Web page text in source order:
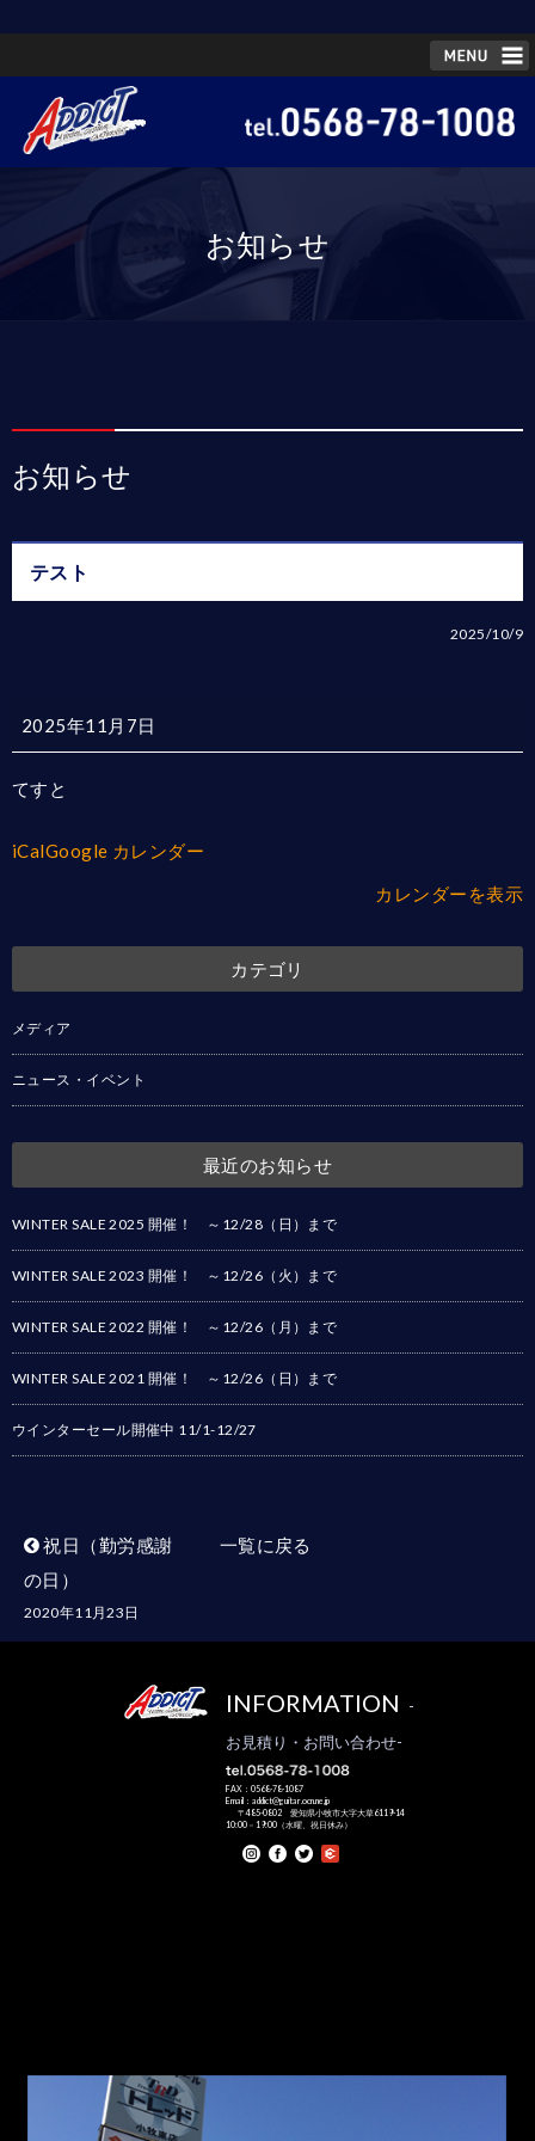
お知らせ
お知らせ
テスト
2025/10/9
テ
ス
ト
2025年11月7日
てすと
iCalGoogle カレンダー
カレンダーを表示
カテゴリ
メディア
ニュース・イベント
最近のお知らせ
WINTER SALE 2025 開催！ ～12/28（日）まで
WINTER SALE 2023 開催！ ～12/26（火）まで
WINTER SALE 2022 開催！ ～12/26（月）まで
WINTER SALE 2021 開催！ ～12/26（日）まで
ウインターセール開催中 11/1-12/27
祝日（勤労感謝
の日）
2020年11月23日
一覧に戻る
INFORMATION
-
お見積り・お問い合わせ-
FAX：0568-78-1087
Email：addict@guitar.ocn.ne.jp
〒485-0802 愛知県小牧市大字大草6119-14
10:00－19:00（水曜、祝日休み）